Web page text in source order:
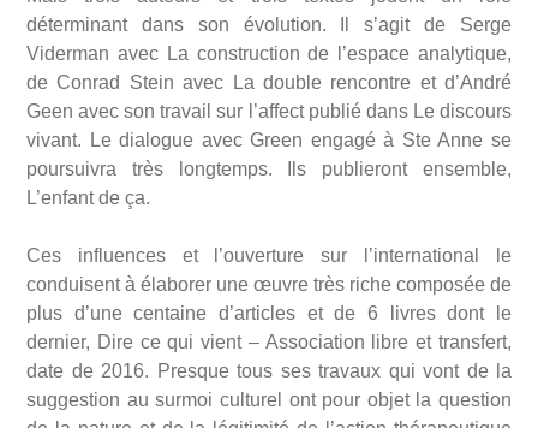
déterminant dans son évolution. Il s’agit de Serge
Viderman avec La construction de l’espace analytique,
de Conrad Stein avec La double rencontre et d’André
Geen avec son travail sur l’affect publié dans Le discours
vivant. Le dialogue avec Green engagé à Ste Anne se
poursuivra très longtemps. Ils publieront ensemble,
L’enfant de ça.
Ces influences et l’ouverture sur l’international le
conduisent à élaborer une œuvre très riche composée de
plus d’une centaine d’articles et de 6 livres dont le
dernier, Dire ce qui vient – Association libre et transfert,
date de 2016. Presque tous ses travaux qui vont de la
suggestion au surmoi culturel ont pour objet la question